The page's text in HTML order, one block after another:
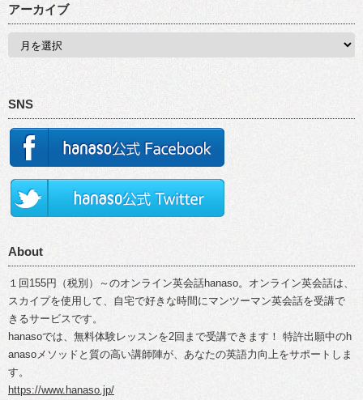
アーカイブ
SNS
About
１回155円（税別）～のオンライン英会話hanaso。オンライン英会話は、
スカイプを使用して、自宅で好きな時間にマンツーマン英会話を受講で
きるサービスです。
hanasoでは、無料体験レッスンを2回まで受講できます！ 特許出願中のh
anasoメソッドと質の高い講師陣が、あなたの英語力向上をサポートしま
す。
https://www.hanaso.jp/